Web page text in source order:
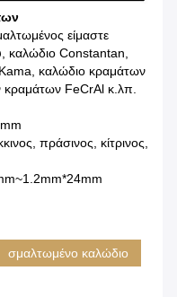
είμαστε
καλώδιο Constantan,
καλώδιο κραμάτων
FeCrAl κ.λπ.
πράσινος, κίτρινος,
σμαλτωμένο καλώδιο